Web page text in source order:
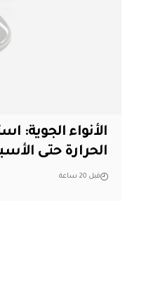
الأنواء الجوية:
الحرارة حتى
قبل 20 ساعة